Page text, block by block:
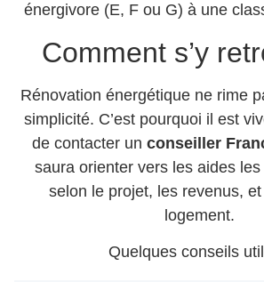
énergivore (E, F ou G) à une
Comment s’y
Rénovation énergétique ne rime
simplicité. C’est pourquoi il est
de contacter un conseiller
saura orienter vers les aides
selon le projet, les revenus,
logement.
Quelques conseils